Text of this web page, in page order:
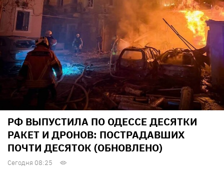
РФ ВЫПУСТИЛА ПО ОДЕССЕ ДЕСЯТКИ
РАКЕТ И ДРОНОВ: ПОСТРАДАВШИХ
ПОЧТИ ДЕСЯТОК (ОБНОВЛЕНО)
Сегодня 08:25